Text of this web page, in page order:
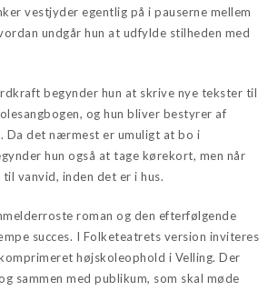
vestjyder egentlig på i pauserne mellem
undgår hun at udfylde stilheden med
begynder hun at skrive nye tekster til
og hun bliver bestyrer af
Da det nærmest er umuligt at bo i
hun også at tage kørekort, men når
vanvid, inden det er i hus.
roman og den efterfølgende
succes. I Folketeatrets version inviteres
højskoleophold i Velling. Der
sammen med publikum, som skal møde